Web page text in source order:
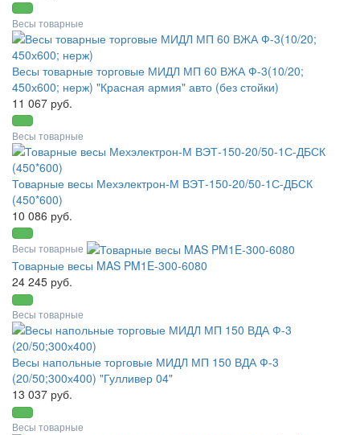
Весы товарные
Весы товарные торговые МИДЛ МП 60 ВЖА Ф-3(10/20;
450х600; нерж) "Красная армия" авто (без стойки)
11 067 руб.
Весы товарные
Товарные весы Мехэлектрон-М ВЭТ-150-20/50-1С-ДБСК
(450*600)
10 086 руб.
Весы товарные
Товарные весы MAS PM1E-300-6080
24 245 руб.
Весы товарные
Весы напольные торговые МИДЛ МП 150 ВДА Ф-3
(20/50;300х400) "Гулливер 04"
13 037 руб.
Весы товарные